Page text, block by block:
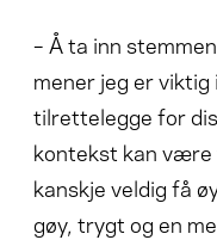
– Å ta inn
mener jeg er
tilrettelegge for
kontekst kan være
kanskje veldig få
gøy, trygt og en